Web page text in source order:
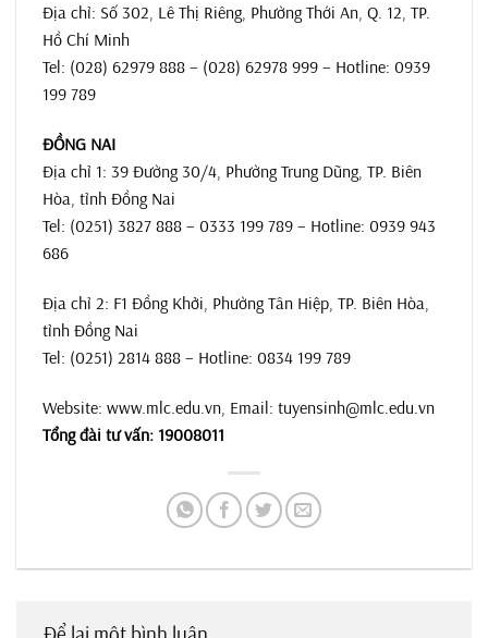
Địa chỉ: Số 302, Lê Thị Riêng, Phường Thới An, Q. 12, TP.
Hồ Chí Minh
Tel: (028) 62979 888 – (028) 62978 999 – Hotline: 0939
199 789
ĐỒNG NAI
Địa chỉ 1: 39 Đường 30/4, Phường Trung Dũng, TP. Biên
Hòa, tỉnh Đồng Nai
Tel: (0251) 3827 888 – 0333 199 789 – Hotline: 0939 943
686
Địa chỉ 2: F1 Đồng Khởi, Phường Tân Hiệp, TP. Biên Hòa,
tỉnh Đồng Nai
Tel: (0251) 2814 888 – Hotline: 0834 199 789
Website: www.mlc.edu.vn , Email: tuyensinh@mlc.edu.vn
Tổng đài tư vấn: 19008011